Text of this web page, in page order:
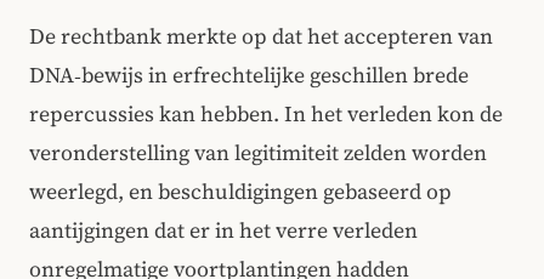
De rechtbank merkte op dat het accepteren van
DNA‑bewijs in erfrechtelijke geschillen brede
repercussies kan hebben. In het verleden kon de
veronderstelling van legitimiteit zelden worden
weerlegd, en beschuldigingen gebaseerd op
aantijgingen dat er in het verre verleden
onregelmatige voortplantingen hadden